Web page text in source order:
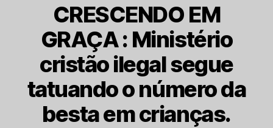
CRESCENDO EM
GRAÇA : Ministério
cristão ilegal segue
tatuando o número da
besta em crianças.